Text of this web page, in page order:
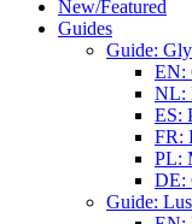
New/Featured
Guides
Guide:
EN:
NL:
ES:
FR:
PL:
DE:
Guide: